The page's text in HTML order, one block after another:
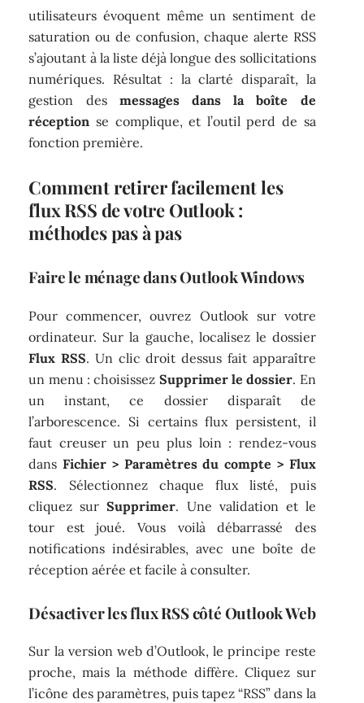
utilisateurs évoquent même un sentiment de
saturation ou de confusion, chaque alerte RSS
s’ajoutant à la liste déjà longue des sollicitations
numériques. Résultat : la clarté disparaît, la
gestion des messages dans la boîte de
réception se complique, et l’outil perd de sa
fonction première.
Comment retirer facilement les
flux RSS de votre Outlook :
méthodes pas à pas
Faire le ménage dans Outlook Windows
Pour commencer, ouvrez Outlook sur votre
ordinateur. Sur la gauche, localisez le dossier
Flux RSS. Un clic droit dessus fait apparaître
un menu : choisissez Supprimer le dossier. En
un instant, ce dossier disparaît de
l’arborescence. Si certains flux persistent, il
faut creuser un peu plus loin : rendez-vous
dansFichier > Paramètres du compte > Flux
RSS. Sélectionnez chaque flux listé, puis
cliquez surSupprimer. Une validation et le
tour est joué. Vous voilà débarrassé des
notifications indésirables, avec une boîte de
réception aérée et facile à consulter.
Désactiver les flux RSS côté Outlook Web
Sur la version web d’Outlook, le principe reste
proche, mais la méthode diffère. Cliquez sur
l’icône des paramètres, puis tapez “RSS” dans la